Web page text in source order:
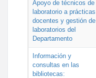
Apoyo de técnicos de
laboratorio a prácticas
docentes y gestión de
laboratorios del
Departamento
Información y
consultas en las
bibliotecas: